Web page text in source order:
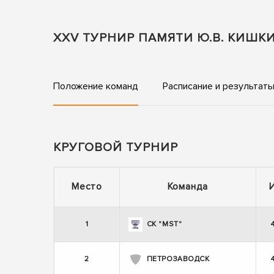
XXV ТУРНИР ПАМЯТИ Ю.В.
Положение команд Расписание и результаты
КРУГОВОЙ ТУРНИР
Место Команда
1 СК "MST"
2 ПЕТРОЗАВОДСК